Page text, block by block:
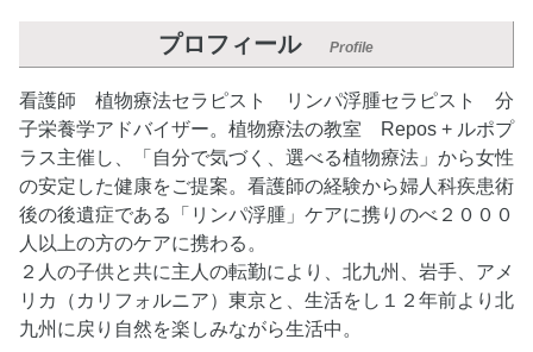
プロフィール Profile
看護師 植物療法セラピスト リンパ浮腫セラピスト 分
子栄養学アドバイザー。植物療法の教室 Repos + ルポプ
ラス主催し、「自分で気づく、選べる植物療法」から女性
の安定した健康をご提案。看護師の経験から婦人科疾患術
後の後遺症である「リンパ浮腫」ケアに携りのべ２０００
人以上の方のケアに携わる。
２人の子供と共に主人の転勤により、北九州、岩手、アメ
リカ（カリフォルニア）東京と、生活をし１２年前より北
九州に戻り自然を楽しみながら生活中。